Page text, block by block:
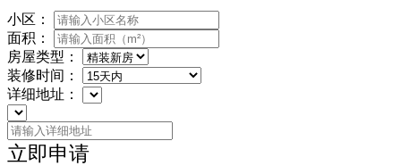
小区：
面积：
房屋类型：
装修时间：
详细地址：
立即申请